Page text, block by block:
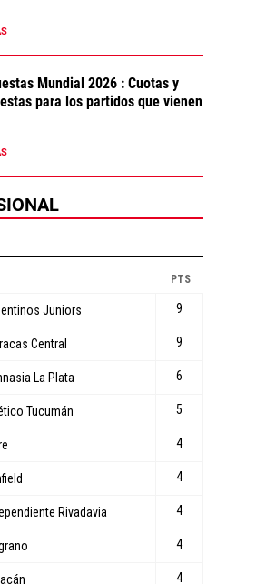
Mundial 2026 : Cuotas y
para los partidos que vienen